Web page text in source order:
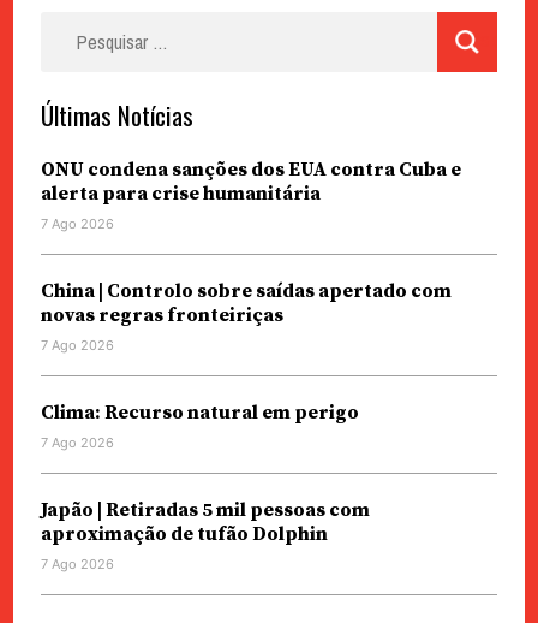
Últimas Notícias
ONU condena sanções dos EUA contra Cuba e
alerta para crise humanitária
7 Ago 2026
China | Controlo sobre saídas apertado com
novas regras fronteiriças
7 Ago 2026
Clima: Recurso natural em perigo
7 Ago 2026
Japão | Retiradas 5 mil pessoas com
aproximação de tufão Dolphin
7 Ago 2026